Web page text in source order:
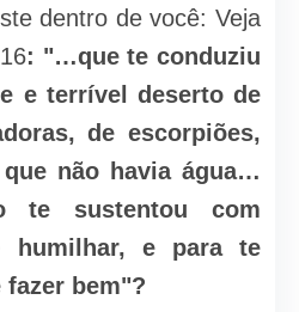
dentro de você: Veja
: "…que te conduziu
e terrível deserto de
de escorpiões,
não havia água…
te sustentou com
humilhar, e para te
fazer bem"?